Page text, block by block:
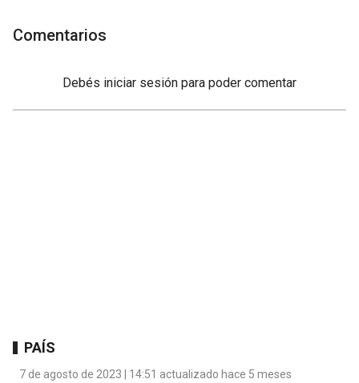
Comentarios
Debés iniciar sesión para poder comentar
PAÍS
7 de agosto de 2023 | 14:51 actualizado hace 5 meses